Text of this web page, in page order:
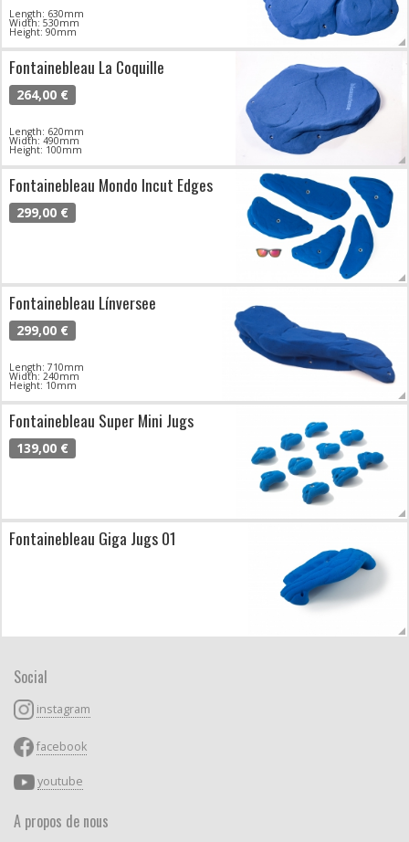
Length: 630mm
Width: 530mm
Height: 90mm
Fontainebleau La Coquille
264,00 €
Length: 620mm
Width: 490mm
Height: 100mm
Fontainebleau Mondo Incut Edges
299,00 €
Fontainebleau Línversee
299,00 €
Length: 710mm
Width: 240mm
Height: 10mm
Fontainebleau Super Mini Jugs
139,00 €
Fontainebleau Giga Jugs 01
Social
instagram
facebook
youtube
A propos de nous